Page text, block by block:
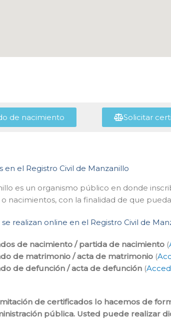
de nacimiento Solicitar
en el Registro Civil de Manzanillo
es un organismo público en donde
nacimientos, con la finalidad de que
realizan online en el Registro Civil de
de nacimiento / partida de nacimiento (
de matrimonio / acta de matrimonio (
de defunción / acta de defunción (
de certificados lo hacemos de
pública. Usted puede realizar